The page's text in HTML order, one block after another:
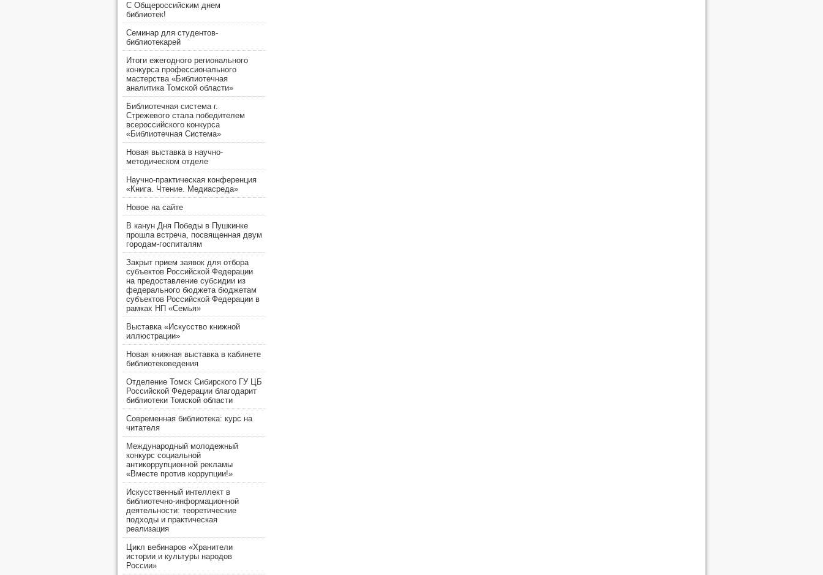
С Общероссийским днем
библиотек!
Семинар для студентов-
библиотекарей
Итоги ежегодного регионального
конкурса профессионального
мастерства «Библиотечная
аналитика Томской области»
Библиотечная система г.
Стрежевого стала победителем
всероссийского конкурса
«Библиотечная Система»
Новая выставка в научно-
методическом отделе
Научно-практическая конференция
«Книга. Чтение. Медиасреда»
Новое на сайте
В канун Дня Победы в Пушкинке
прошла встреча, посвященная двум
городам-госпиталям
Закрыт прием заявок для отбора
субъектов Российской Федерации
на предоставление субсидии из
федерального бюджета бюджетам
субъектов Российской Федерации в
рамках НП «Семья»
Выставка «Искусство книжной
иллюстрации»
Новая книжная выставка в кабинете
библиотековедения
Отделение Томск Сибирского ГУ ЦБ
Российской Федерации благодарит
библиотеки Томской области
Современная библиотека: курс на
читателя
Международный молодежный
конкурс социальной
антикоррупционной рекламы
«Вместе против коррупции!»
Искусственный интеллект в
библиотечно-информационной
деятельности: теоретические
подходы и практическая
реализация
Цикл вебинаров «Хранители
истории и культуры народов
России»